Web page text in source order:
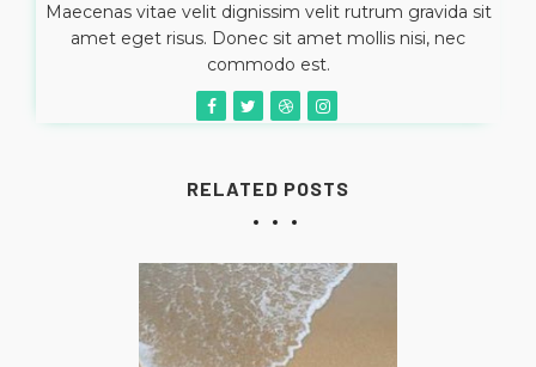
Maecenas vitae velit dignissim velit rutrum gravida sit
amet eget risus. Donec sit amet mollis nisi, nec
commodo est.
RELATED POSTS